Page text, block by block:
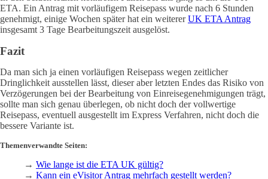
ETA. Ein Antrag mit vorläufigem Reisepass wurde nach 6 Stunden
genehmigt, einige Wochen später hat ein weitererUK ETA Antrag
insgesamt 3 Tage Bearbeitungszeit ausgelöst.
Fazit
Da man sich ja einen vorläufigen Reisepass wegen zeitlicher
Dringlichkeit ausstellen lässt, dieser aber letzten Endes das Risiko von
Verzögerungen bei der Bearbeitung von Einreisegenehmigungen trägt,
sollte man sich genau überlegen, ob nicht doch der vollwertige
Reisepass, eventuell ausgestellt im Express Verfahren, nicht doch die
bessere Variante ist.
Themenverwandte Seiten:
→ Wie lange ist die ETA UK gültig?
→ Kann ein eVisitor Antrag mehrfach gestellt werden?